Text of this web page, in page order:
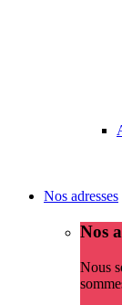
Nos adresses
Nos
Nous